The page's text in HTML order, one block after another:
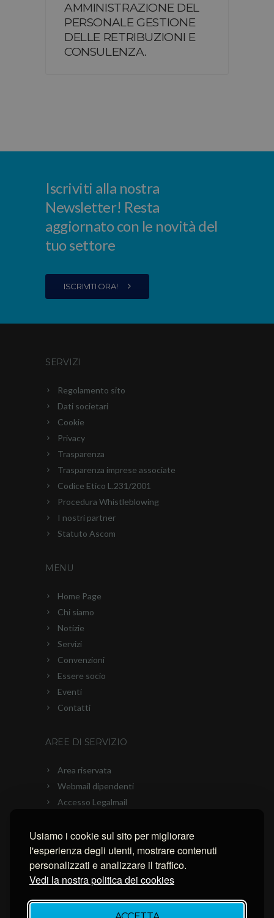
Usiamo i cookie sul sito per migliorare
l'esperienza degli utenti, mostrare contenuti
personalizzati e analizzare il traffico.
Vedi la nostra politica dei cookies
AMMINISTRAZIONE DEL
PERSONALE GESTIONE
DELLE RETRIBUZIONI E
CONSULENZA.
Iscriviti alla nostra
Newsletter! Resta
aggiornato con le novità del
tuo settore
ISCRIVITI ORA!
SERVIZI
Regolamento sito
Dati societari
Cookie
Privacy
Trasparenza
Trasparenza imprese associate
Codice Etico L.231/2001
Procedura Whistleblowing
I nostri partner
Statuto Ascom
MENU
Home Page
Chi siamo
Notizie
Servizi
Convenzioni
Essere socio
Eventi
Contatti
AREE DI SERVIZIO
Area riservata
Webmail dipendenti
Accesso Legalmail
Connessione con AnyDesk
Connessione con Ammyy Admin
Connessione con TeamViewer
NEWSLETTER